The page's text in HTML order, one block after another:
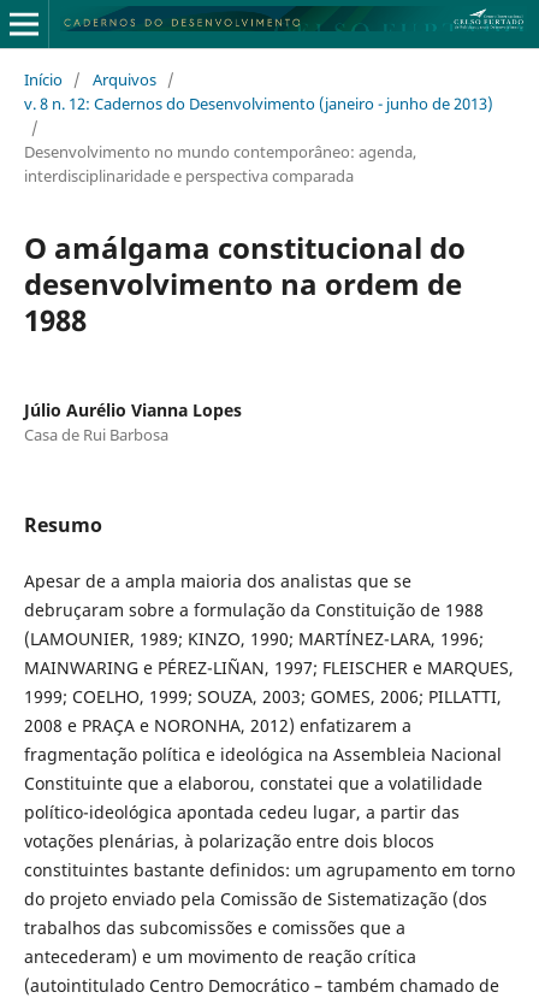
Início / Arquivos /
v. 8 n. 12: Cadernos do Desenvolvimento (janeiro - junho de 2013)
/
Desenvolvimento no mundo contemporâneo: agenda,
interdisciplinaridade e perspectiva comparada
O amálgama constitucional do
desenvolvimento na ordem de
1988
Júlio Aurélio Vianna Lopes
Casa de Rui Barbosa
Resumo
Apesar de a ampla maioria dos analistas que se
debruçaram sobre a formulação da Constituição de 1988
(LAMOUNIER, 1989; KINZO, 1990; MARTÍNEZ-LARA, 1996;
MAINWARING e PÉREZ-LIÑAN, 1997; FLEISCHER e MARQUES,
1999; COELHO, 1999; SOUZA, 2003; GOMES, 2006; PILLATTI,
2008 e PRAÇA e NORONHA, 2012) enfatizarem a
fragmentação política e ideo­lógica na Assembleia Nacional
Constituinte que a elaborou, constatei que a vola­tilidade
político-ideológica apontada cedeu lugar, a partir das
votações plenárias, à polarização entre dois blocos
constituintes bastante definidos: um agrupamento em torno
do projeto enviado pela Comissão de Sistematização (dos
trabalhos das subcomissões e comissões que a
antecederam) e um movimento de reação crí­tica
(autointitulado Centro Democrático – também chamado de